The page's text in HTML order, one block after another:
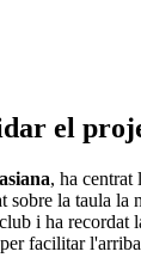
el
, ha centrat
sobre la taula la
i ha recordat
facilitar